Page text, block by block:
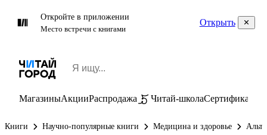
Откройте в приложении
Место встречи с книгами
Открыть
МагазиныАкцииРаспродажа Читай-школаСертификаты
Книги Научно-популярные книги Медицина и здоровье